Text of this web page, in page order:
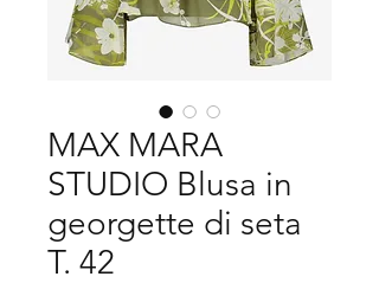
MAX MARA
STUDIO Blusa in
georgette di seta
T. 42